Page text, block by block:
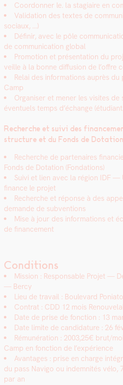
Coor­don­ner le. la sta­giaire en
Val­i­da­tion des textes de
soci­aux, …)
Définir, avec le pôle
de com­mu­ni­ca­tion glob­al
Pro­mo­tion et présen­ta­tion du
veille à la bonne dif­fu­sion de l’offre
Relai des infor­ma­tions auprès
Camp
Organ­is­er et men­er les vis­ites
éventuels temps d’échange
Recherche et suivi des
struc­ture et du Fonds de Dota­tion
Recherche de parte­naires
Fonds de Dota­tion (Fon­da­tions)
Suivi et lien avec la région IDF —
finance le pro­jet
Recherche et réponse à des
demande de sub­ven­tions
Mise à jour des infor­ma­tions et
de finance­ment
Conditions
Mis­sion : Respon­s­able Pro­jet —
— Bercy
Lieu de tra­vail : Boule­vard
Con­trat : CDD 12 mois
Date de prise de fonc­tion : 13
Date lim­ite de can­di­da­ture : 26
Rémunéra­tion : 2003,25€ brut/
Camp en fonc­tion de l’expérience
Avan­tages : prise en charge
du pass Nav­i­go ou indem­nités vélo,
par an